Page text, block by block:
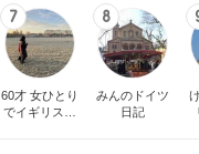
7
60才 女ひとり
でイギリスに
8
みんのドイツ
日記